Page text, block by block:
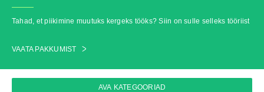
Tahad, et piikimine muutuks kergeks tööks? Siin on sulle selleks tööriist
VAATA PAKKUMIST
AVA KATEGOORIAD